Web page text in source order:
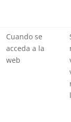
Cuando se
acceda a la
web